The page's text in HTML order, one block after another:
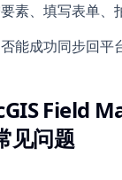
素、填写表单、
能成功同步回平
Field
见问题